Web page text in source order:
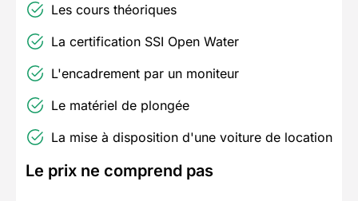
Les cours théoriques
La certification SSI Open Water
L'encadrement par un moniteur
Le matériel de plongée
La mise à disposition d'une voiture de location
Le prix ne comprend pas